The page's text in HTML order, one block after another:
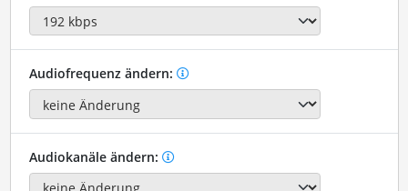
Audiofrequenz ändern:
Audiokanäle ändern: